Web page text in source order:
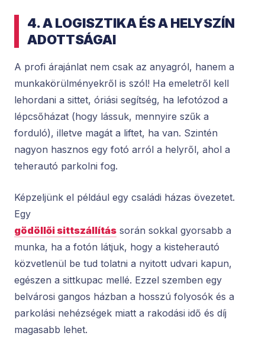
4. A LOGISZTIKA ÉS A HELYSZÍN
ADOTTSÁGAI
A profi árajánlat nem csak az anyagról, hanem a
munkakörülményekről is szól! Ha emeletről kell
lehordani a sittet, óriási segítség, ha lefotózod a
lépcsőházat (hogy lássuk, mennyire szűk a
forduló), illetve magát a liftet, ha van. Szintén
nagyon hasznos egy fotó arról a helyről, ahol a
teherautó parkolni fog.
Képzeljünk el például egy családi házas övezetet.
Egy
gödöllői sittszállítás során sokkal gyorsabb a
munka, ha a fotón látjuk, hogy a kisteherautó
közvetlenül be tud tolatni a nyitott udvari kapun,
egészen a sittkupac mellé. Ezzel szemben egy
belvárosi gangos házban a hosszú folyosók és a
parkolási nehézségek miatt a rakodási idő és díj
magasabb lehet.